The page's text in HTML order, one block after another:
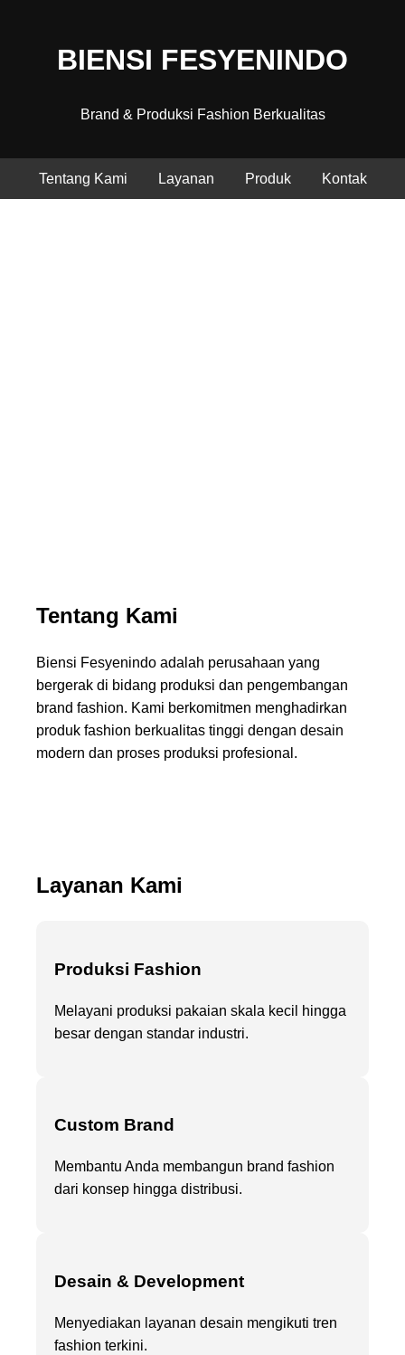
BIENSI FESYENINDO
Brand & Produksi Fashion Berkualitas
Tentang Kami Layanan Produk Kontak
Tentang Kami
Biensi Fesyenindo adalah perusahaan yang
bergerak di bidang produksi dan pengembangan
brand fashion. Kami berkomitmen menghadirkan
produk fashion berkualitas tinggi dengan desain
modern dan proses produksi profesional.
Layanan Kami
Produksi Fashion
Melayani produksi pakaian skala kecil hingga
besar dengan standar industri.
Custom Brand
Membantu Anda membangun brand fashion
dari konsep hingga distribusi.
Desain & Development
Menyediakan layanan desain mengikuti tren
fashion terkini.